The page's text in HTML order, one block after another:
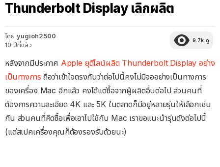
Thunderbolt Display เลิกผลิต
โดย yugioh2500
10 ปีที่แล้ว
9.7k ดู
หลังจากมีประกาศ Apple ยุติไลน์ผลิต Thunderbolt Display อย่าง
เป็นทางการ ถือว่าเข้าใจตรงกันว่าต่อไปนี้คงไม่มีจออย่างเป็นทางการ
ของเครื่อง Mac อีกแล้ว คงได้แต่ซื้อจากผู้ผลิตอื่นต่อไป ส่วนคนที่
ต้องการความละเอียด 4K และ 5K ในตลาดก็มีอยู่หลายรุ่นให้เลือกเช่น
กัน ส่วนคนที่คิดซื้อเพื่อเอาไปใช้กับ Mac เราขอแนะนำรุ่นดังต่อไปนี้
(แต่สเปคเครื่องคุณก็ต้องรองรับด้วยนะ)